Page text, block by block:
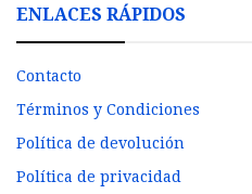
ENLACES RÁPIDOS
Contacto
Términos y Condiciones
Política de devolución
Política de privacidad